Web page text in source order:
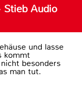
Stieb Audio
und lasse
kommt
besonders
man tut.